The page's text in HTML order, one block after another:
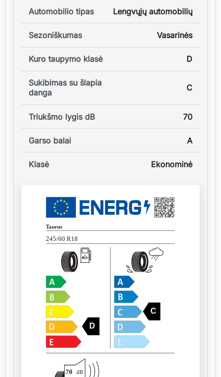
Automobilio tipas Lengvųjų automobilių
Sezoniškumas Vasarinės
Kuro taupymo klasė D
Sukibimas su šlapia
danga
C
Triukšmo lygis dB 70
Garso balai A
Klasė Ekonominė
Taurus
245/60 R18
D
C
70 dB